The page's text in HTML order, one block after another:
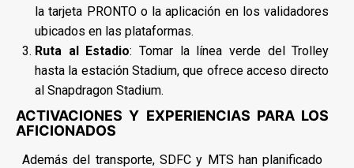
la tarjeta PRONTO o la aplicación en los validadores
ubicados en las plataformas.
Ruta al Estadio: Tomar la línea verde del Trolley
hasta la estación Stadium, que ofrece acceso directo
al Snapdragon Stadium.
ACTIVACIONES Y EXPERIENCIAS PARA LOS
AFICIONADOS
Además del transporte, SDFC y MTS han planificado